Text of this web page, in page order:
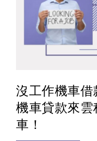
沒工作機車
機車貸款來雲
車！